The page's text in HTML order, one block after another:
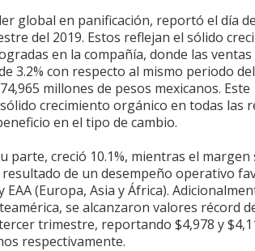
global en panificación, reportó el día
del 2019. Estos reflejan el sólido
en la compañía, donde las
3.2% con respecto al mismo periodo
millones de pesos mexicanos. Este
crecimiento orgánico en todas las
en el tipo de cambio.
parte, creció 10.1%, mientras el margen
de un desempeño operativo
(Europa, Asia y África).
se alcanzaron valores récord
trimestre, reportando $4,978 y
respectivamente.